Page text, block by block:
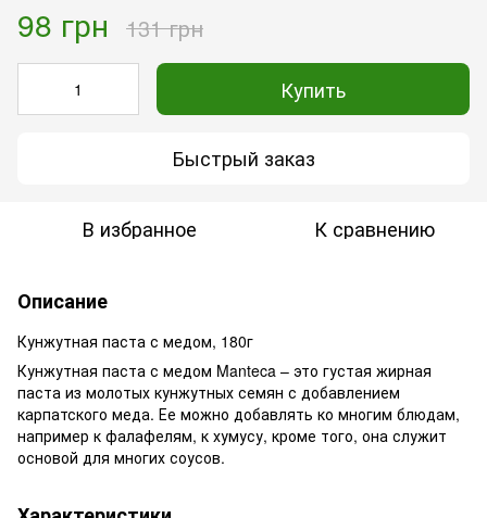
98 грн 131 грн
Купить
Быстрый заказ
В избранное К сравнению
Описание
Кунжутная паста с медом, 180г
Кунжутная паста с медом Manteca – это густая жирная
паста из молотых кунжутных семян с добавлением
карпатского меда. Ее можно добавлять ко многим блюдам,
например к фалафелям, к хумусу, кроме того, она служит
основой для многих соусов.